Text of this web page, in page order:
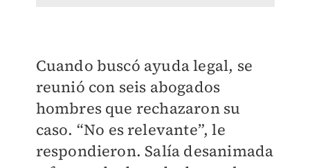
Cuando buscó ayuda legal, se
reunió con seis abogados
hombres que rechazaron su
caso. “No es relevante”, le
respondieron. Salía desanimada